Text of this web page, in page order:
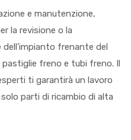
e manutenzione,
la revisione o la
frenante del
freno e tubi freno. Il
ti garantirà un lavoro
parti di ricambio di alta